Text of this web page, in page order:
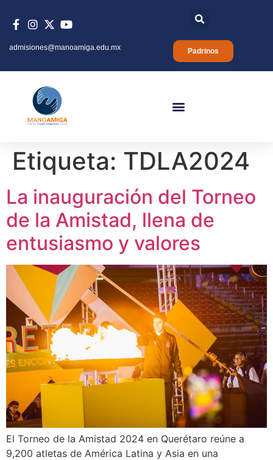
Padrinos
admisiones@manoamiga.edu.mx
Etiqueta: TDLA2024
La inauguración del Torneo
de la Amistad, llena de
entusiasmo y valores
El Torneo de la Amistad 2024 en Querétaro reúne a
9,200 atletas de América Latina y Asia en una